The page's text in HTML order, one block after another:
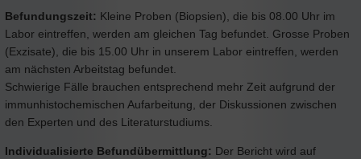
Befundungszeit: Kleine Proben (Biopsien), die bis 08.00 Uhr im
Labor eintreffen, werden am gleichen Tag befundet. Grosse Proben
(Exzisate), die bis 15.00 Uhr in unserem Labor eintreffen, werden
am nächsten Arbeitstag befundet.
Schwierige Fälle brauchen entsprechend mehr Zeit aufgrund der
immunhistochemischen Aufarbeitung, der Diskussionen zwischen
den Experten und des Literaturstudiums.
Individualisierte Befundübermittlung: Der Bericht wird auf